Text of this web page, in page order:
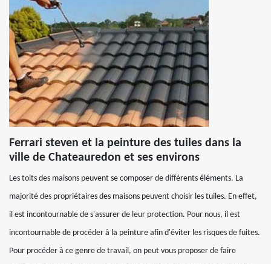
Ferrari steven et la peinture des tuiles dans la
ville de Chateauredon et ses environs
Les toits des maisons peuvent se composer de différents éléments. La
majorité des propriétaires des maisons peuvent choisir les tuiles. En effet,
il est incontournable de s'assurer de leur protection. Pour nous, il est
incontournable de procéder à la peinture afin d'éviter les risques de fuites.
Pour procéder à ce genre de travail, on peut vous proposer de faire